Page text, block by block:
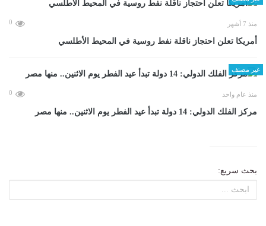
منذ 7 أشهر 0
أمريكا تعلن احتجاز ناقلة نفط روسية في المحيط الأطلسي
غير مصنف
منذ عام واحد 0
مركز الفلك الدولي: 14 دولة تبدأ عيد الفطر يوم الاثنين.. منها مصر
بحث سريع: